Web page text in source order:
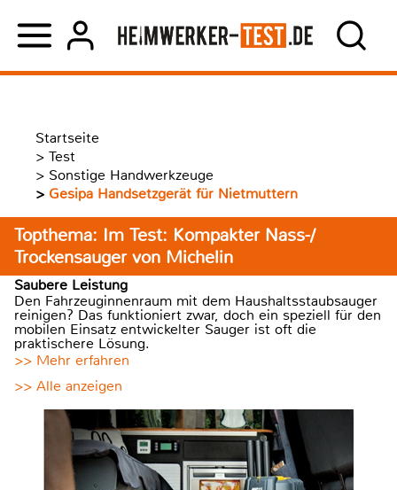
Startseite
> Test
> Sonstige Handwerkzeuge
> Gesipa Handsetzgerät für Nietmuttern
Topthema: Im Test: Kompakter Nass-/
Trockensauger von Michelin
Saubere Leistung
Den Fahrzeuginnenraum mit dem Haushaltsstaubsauger
reinigen? Das funktioniert zwar, doch ein speziell für den
mobilen Einsatz entwickelter Sauger ist oft die
praktischere Lösung.
>> Mehr erfahren
>> Alle anzeigen